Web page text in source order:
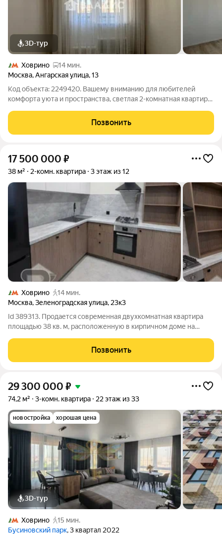
3D-тур
Ховрино
14 мин.
Москва,Ангарская улица,13
Код объекта: 2249420. Вашему вниманию для любителей
комфорта уюта и пространства, светлая 2-комнатная квартира
дарит больше света и открытые виды на улицу , а
изолированные комнаты 14 и 18 м
Позвонить
17 500 000 ₽
38 м² 2-комн. квартира 3 этаж из 12
Ховрино
14 мин.
Москва,Зеленоградская улица, 23к3
Id 389313. Продается современная двухкомнатная квартира
площадью 38 кв. м, расположенную в кирпичном доме на
выполненным дизайнерским ремонтом, который создает
ощущение уюта и продуманного
Позвонить
29 300 000 ₽
74,2 м² 3-комн. квартира 22 этаж из 33
новостройка хорошая цена
3D-тур
Ховрино
15 мин.
Бусиновский парк, 3 квартал 2022